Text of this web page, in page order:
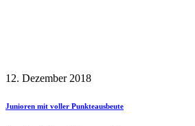
12. Dezember 2018
Junioren mit voller Punkteausbeute